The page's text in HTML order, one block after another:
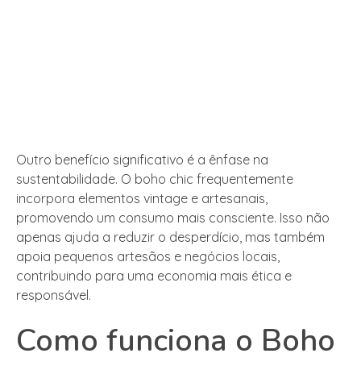
Outro benefício significativo é a ênfase na
sustentabilidade. O boho chic frequentemente
incorpora elementos vintage e artesanais,
promovendo um consumo mais consciente. Isso não
apenas ajuda a reduzir o desperdício, mas também
apoia pequenos artesãos e negócios locais,
contribuindo para uma economia mais ética e
responsável.
Como funciona o Boho